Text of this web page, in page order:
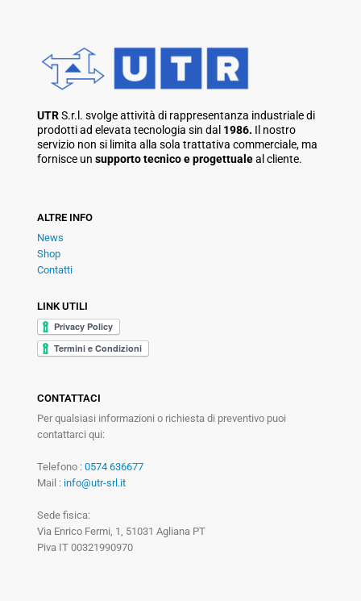
UTRS.r.l. svolge attività di rappresentanza industriale di
prodotti ad elevata tecnologia sin dal 1986. Il nostro
servizio non si limita alla sola trattativa commerciale, ma
fornisce un supporto tecnico e progettualeal cliente.
ALTRE INFO
News
Shop
Contatti
LINK UTILI
CONTATTACI
Per qualsiasi informazioni o richiesta di preventivo puoi
contattarci qui:
Telefono : 0574 636677
Mail : info@utr-srl.it
Sede fisica:
Via Enrico Fermi, 1, 51031 Agliana PT
Piva IT 00321990970